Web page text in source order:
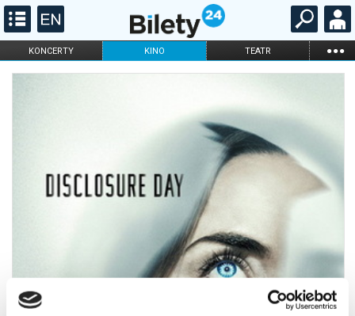
KONCERTY KINO TEATR ...
FILHARMONIA OPERA I BALET